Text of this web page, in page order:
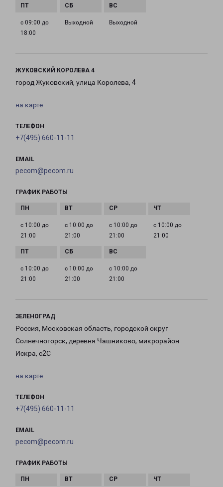
с 09:00 до
18:00
Выходной Выходной
ЖУКОВСКИЙ КОРОЛЕВА 4
город Жуковский, улица Королева, 4
на карте
ТЕЛЕФОН
+7(495) 660-11-11
EMAIL
pecom@pecom.ru
ГРАФИК РАБОТЫ
с 10:00 до
21:00
с 10:00 до
21:00
с 10:00 до
21:00
с 10:00 до
21:00
с 10:00 до
21:00
с 10:00 до
21:00
с 10:00 до
21:00
ЗЕЛЕНОГРАД
Россия, Московская область, городской округ
Солнечногорск, деревня Чашниково, микрорайон
Искра, с2С
на карте
ТЕЛЕФОН
+7(495) 660-11-11
EMAIL
pecom@pecom.ru
ГРАФИК РАБОТЫ